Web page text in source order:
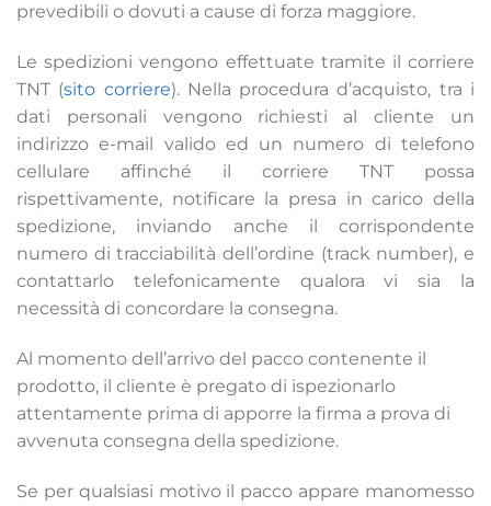
prevedibili o dovuti a cause di forza maggiore.
Le spedizioni vengono effettuate tramite il corriere
TNT (sito corriere). Nella procedura d’acquisto, tra i
dati personali vengono richiesti al cliente un
indirizzo e-mail valido ed un numero di telefono
cellulare affinché il corriere TNT possa
rispettivamente, notificare la presa in carico della
spedizione, inviando anche il corrispondente
numero di tracciabilità dell’ordine (track number), e
contattarlo telefonicamente qualora vi sia la
necessità di concordare la consegna.
Al momento dell’arrivo del pacco contenente il
prodotto, il cliente è pregato di ispezionarlo
attentamente prima di apporre la firma a prova di
avvenuta consegna della spedizione.
Se per qualsiasi motivo il pacco appare manomesso